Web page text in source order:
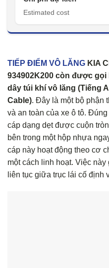
Estimated cost
TIẾP ĐIỂM VÔ LĂNG KIA
934902K200 còn được gọi
dây túi khí vô lăng (Tiếng
Cable). Đây là một bộ phận
và an toàn của xe ô tô.
cáp dạng dẹt được cuộn
bên trong một hộp nhựa
cáp này hoạt động theo cơ
một cách linh hoạt. Việc
liên tục giữa trục lái cố định